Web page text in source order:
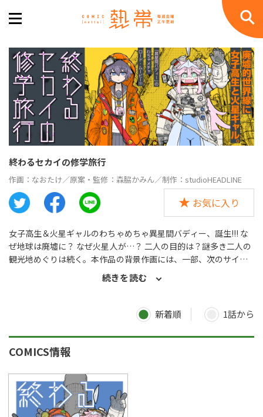
終わるセカイの修学旅行
作画：なおたけ／原案・監修：森脇かみん／制作：studioHEADLINE
お気に入り
女子高生＆火星ギャルのわちゃめちゃ異星間バディー、誕生!!! な
ぜ地球は廃墟に？ なぜ火星人が…？ 二人の目的は？謎多き二人の
観光地めぐりは続く。本作品の背景作画には、一部、次のサイト
のコンテンツを編集・加工し使用しています（出典：国土交通省
ホームページ https://www.mlit.go.jp/plateau/）。 著者：
「コミックNewtype」で連載中。 著者：なおたけ／studio
HEADLINEのメンバー。本作では作画を担当。
続きを読む
新着順 1話から
COMICS情報